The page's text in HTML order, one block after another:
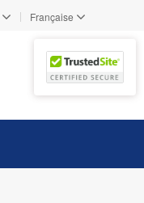
| Française